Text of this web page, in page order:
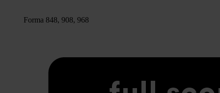
Forma 848, 908, 968